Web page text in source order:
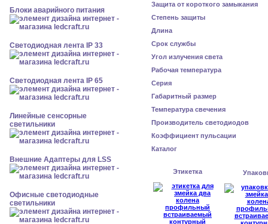
Блоки аварийного питания
Светодиодная лента IP 33
Светодиодная лента IP 65
Линейные сенсорные
светильники
Внешние Адаптеры для LSS
Офисные светодиодные
светильники
Защита от короткого замыкания
Степень защиты
Длина
Срок службы
Угол излучения света
Рабочая температура
Серия
Габаритный размер
Температура свечения
Производитель светодиодов
Коэффициент пульсации
Каталог
Этикетка